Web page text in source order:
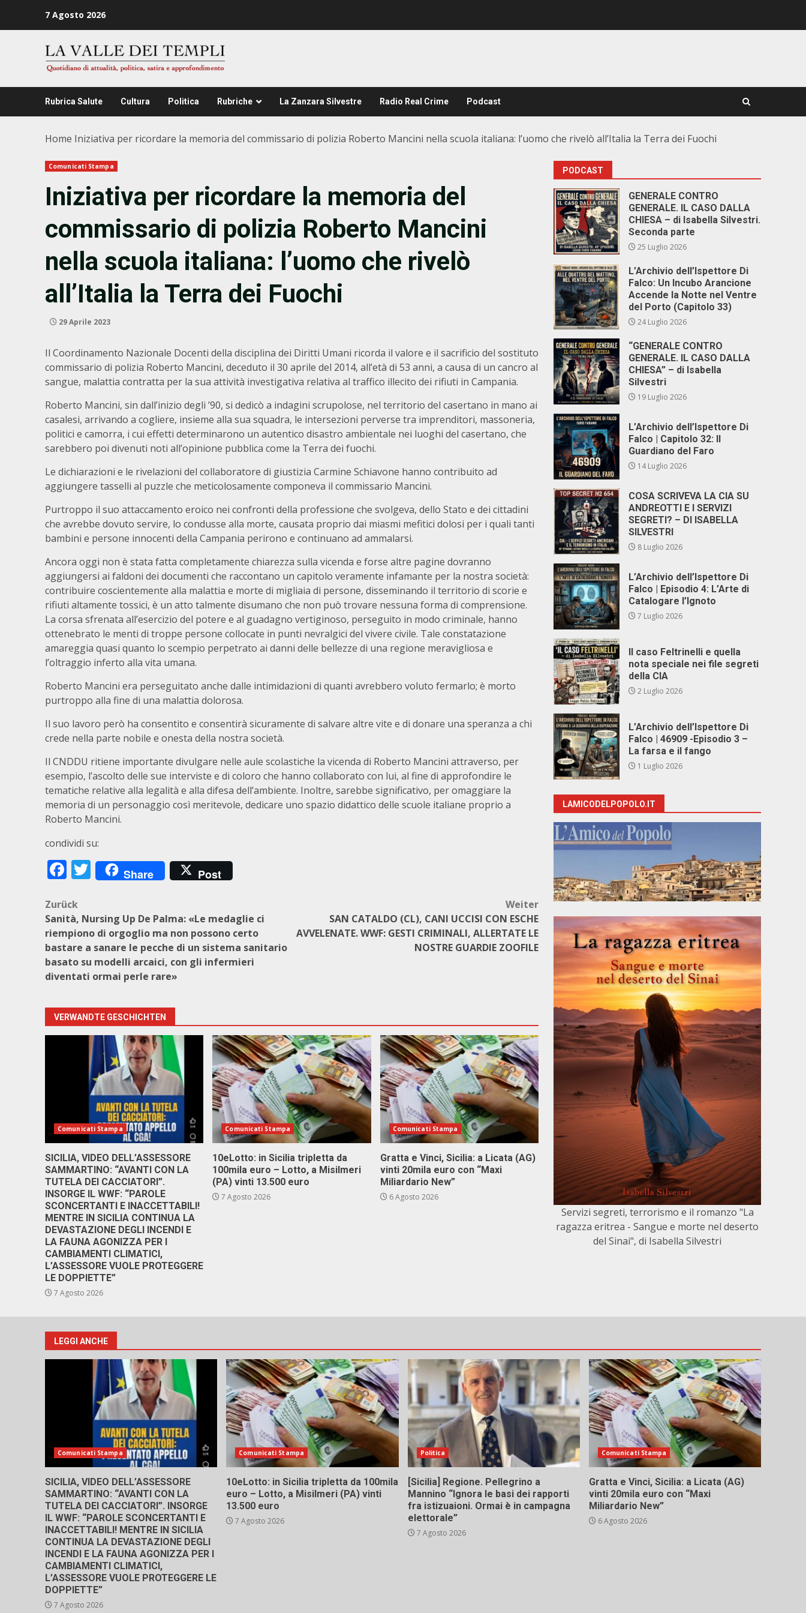
7 Agosto 2026
Rubrica Salute Cultura Politica Rubriche La Zanzara Silvestre Radio Real Crime Podcast
Home Iniziativa per ricordare la memoria del commissario di polizia Roberto Mancini nella scuola italiana: l’uomo che rivelò all’Italia la Terra dei Fuochi
Comunicati Stampa
Iniziativa per ricordare la memoria del
commissario di polizia Roberto Mancini
nella scuola italiana: l’uomo che rivelò
all’Italia la Terra dei Fuochi
29 Aprile 2023
Il Coordinamento Nazionale Docenti della disciplina dei Diritti Umani ricorda il valore e il sacrificio del sostituto
commissario di polizia Roberto Mancini, deceduto il 30 aprile del 2014, all’età di 53 anni, a causa di un cancro al
sangue, malattia contratta per la sua attività investigativa relativa al traffico illecito dei rifiuti in Campania.
Roberto Mancini, sin dall’inizio degli ’90, si dedicò a indagini scrupolose, nel territorio del casertano in mano ai
casalesi, arrivando a cogliere, insieme alla sua squadra, le intersezioni perverse tra imprenditori, massoneria,
politici e camorra, i cui effetti determinarono un autentico disastro ambientale nei luoghi del casertano, che
sarebbero poi divenuti noti all’opinione pubblica come la Terra dei fuochi.
Le dichiarazioni e le rivelazioni del collaboratore di giustizia Carmine Schiavone hanno contribuito ad
aggiungere tasselli al puzzle che meticolosamente componeva il commissario Mancini.
Purtroppo il suo attaccamento eroico nei confronti della professione che svolgeva, dello Stato e dei cittadini
che avrebbe dovuto servire, lo condusse alla morte, causata proprio dai miasmi mefitici dolosi per i quali tanti
bambini e persone innocenti della Campania perirono e continuano ad ammalarsi.
Ancora oggi non è stata fatta completamente chiarezza sulla vicenda e forse altre pagine dovranno
aggiungersi ai faldoni dei documenti che raccontano un capitolo veramente infamante per la nostra società:
contribuire coscientemente alla malattia e morte di migliaia di persone, disseminando il territorio di scorie e
rifiuti altamente tossici, è un atto talmente disumano che non può trovare nessuna forma di comprensione.
La corsa sfrenata all’esercizio del potere e al guadagno vertiginoso, perseguito in modo criminale, hanno
ottenebrato le menti di troppe persone collocate in punti nevralgici del vivere civile. Tale constatazione
amareggia quasi quanto lo scempio perpetrato ai danni delle bellezze di una regione meravigliosa e
l’oltraggio inferto alla vita umana.
Roberto Mancini era perseguitato anche dalle intimidazioni di quanti avrebbero voluto fermarlo; è morto
purtroppo alla fine di una malattia dolorosa.
Il suo lavoro però ha consentito e consentirà sicuramente di salvare altre vite e di donare una speranza a chi
crede nella parte nobile e onesta della nostra società.
Il CNDDU ritiene importante divulgare nelle aule scolastiche la vicenda di Roberto Mancini attraverso, per
esempio, l’ascolto delle sue interviste e di coloro che hanno collaborato con lui, al fine di approfondire le
tematiche relative alla legalità e alla difesa dell’ambiente. Inoltre, sarebbe significativo, per omaggiare la
memoria di un personaggio così meritevole, dedicare uno spazio didattico delle scuole italiane proprio a
Roberto Mancini.
condividi su:
Facebook
Twitter
Share Post
Beitragsnavigation
Zurück
Sanità, Nursing Up De Palma: «Le medaglie ci
riempiono di orgoglio ma non possono certo
bastare a sanare le pecche di un sistema sanitario
basato su modelli arcaici, con gli infermieri
diventati ormai perle rare»
Weiter
SAN CATALDO (CL), CANI UCCISI CON ESCHE
AVVELENATE. WWF: GESTI CRIMINALI, ALLERTATE LE
NOSTRE GUARDIE ZOOFILE
VERWANDTE GESCHICHTEN
Comunicati Stampa
SICILIA, VIDEO DELL’ASSESSORE
SAMMARTINO: “AVANTI CON LA
TUTELA DEI CACCIATORI”.
INSORGE IL WWF: “PAROLE
SCONCERTANTI E INACCETTABILI!
MENTRE IN SICILIA CONTINUA LA
DEVASTAZIONE DEGLI INCENDI E
LA FAUNA AGONIZZA PER I
CAMBIAMENTI CLIMATICI,
L’ASSESSORE VUOLE PROTEGGERE
LE DOPPIETTE”
7 Agosto 2026
Comunicati Stampa
10eLotto: in Sicilia tripletta da
100mila euro – Lotto, a Misilmeri
(PA) vinti 13.500 euro
7 Agosto 2026
Comunicati Stampa
Gratta e Vinci, Sicilia: a Licata (AG)
vinti 20mila euro con “Maxi
Miliardario New”
6 Agosto 2026
PODCAST
GENERALE CONTRO
GENERALE. IL CASO DALLA
CHIESA – di Isabella Silvestri.
Seconda parte
25 Luglio 2026
L’Archivio dell’Ispettore Di
Falco: Un Incubo Arancione
Accende la Notte nel Ventre
del Porto (Capitolo 33)
24 Luglio 2026
“GENERALE CONTRO
GENERALE. IL CASO DALLA
CHIESA” – di Isabella
Silvestri
19 Luglio 2026
L’Archivio dell’Ispettore Di
Falco | Capitolo 32: Il
Guardiano del Faro
14 Luglio 2026
COSA SCRIVEVA LA CIA SU
ANDREOTTI E I SERVIZI
SEGRETI? – DI ISABELLA
SILVESTRI
8 Luglio 2026
L’Archivio dell’Ispettore Di
Falco | Episodio 4: L’Arte di
Catalogare l’Ignoto
7 Luglio 2026
Il caso Feltrinelli e quella
nota speciale nei file segreti
della CIA
2 Luglio 2026
L’Archivio dell’Ispettore Di
Falco | 46909 -Episodio 3 –
La farsa e il fango
1 Luglio 2026
LAMICODELPOPOLO.IT
Servizi segreti, terrorismo e il romanzo "La
ragazza eritrea - Sangue e morte nel deserto
del Sinai", di Isabella Silvestri
LEGGI ANCHE
Comunicati Stampa
SICILIA, VIDEO DELL’ASSESSORE
SAMMARTINO: “AVANTI CON LA
TUTELA DEI CACCIATORI”. INSORGE
IL WWF: “PAROLE SCONCERTANTI E
INACCETTABILI! MENTRE IN SICILIA
CONTINUA LA DEVASTAZIONE DEGLI
INCENDI E LA FAUNA AGONIZZA PER I
CAMBIAMENTI CLIMATICI,
L’ASSESSORE VUOLE PROTEGGERE LE
DOPPIETTE”
7 Agosto 2026
Comunicati Stampa
10eLotto: in Sicilia tripletta da 100mila
euro – Lotto, a Misilmeri (PA) vinti
13.500 euro
7 Agosto 2026
Politica
[Sicilia] Regione. Pellegrino a
Mannino “Ignora le basi dei rapporti
fra istizuaioni. Ormai è in campagna
elettorale”
7 Agosto 2026
Comunicati Stampa
Gratta e Vinci, Sicilia: a Licata (AG)
vinti 20mila euro con “Maxi
Miliardario New”
6 Agosto 2026